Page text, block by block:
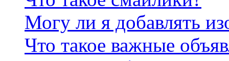
Могу ли я добавлять
Что такое важные